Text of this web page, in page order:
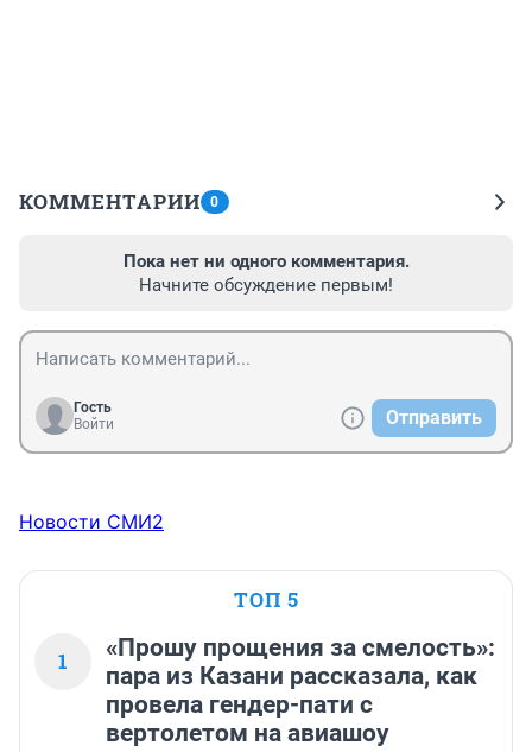
КОММЕНТАРИИ 0
Пока нет ни одного комментария.
Начните обсуждение первым!
Гость
Войти
Отправить
Новости СМИ2
ТОП 5
1
«Прошу прощения за смелость»:
пара из Казани рассказала, как
провела гендер-пати с
вертолетом на авиашоу